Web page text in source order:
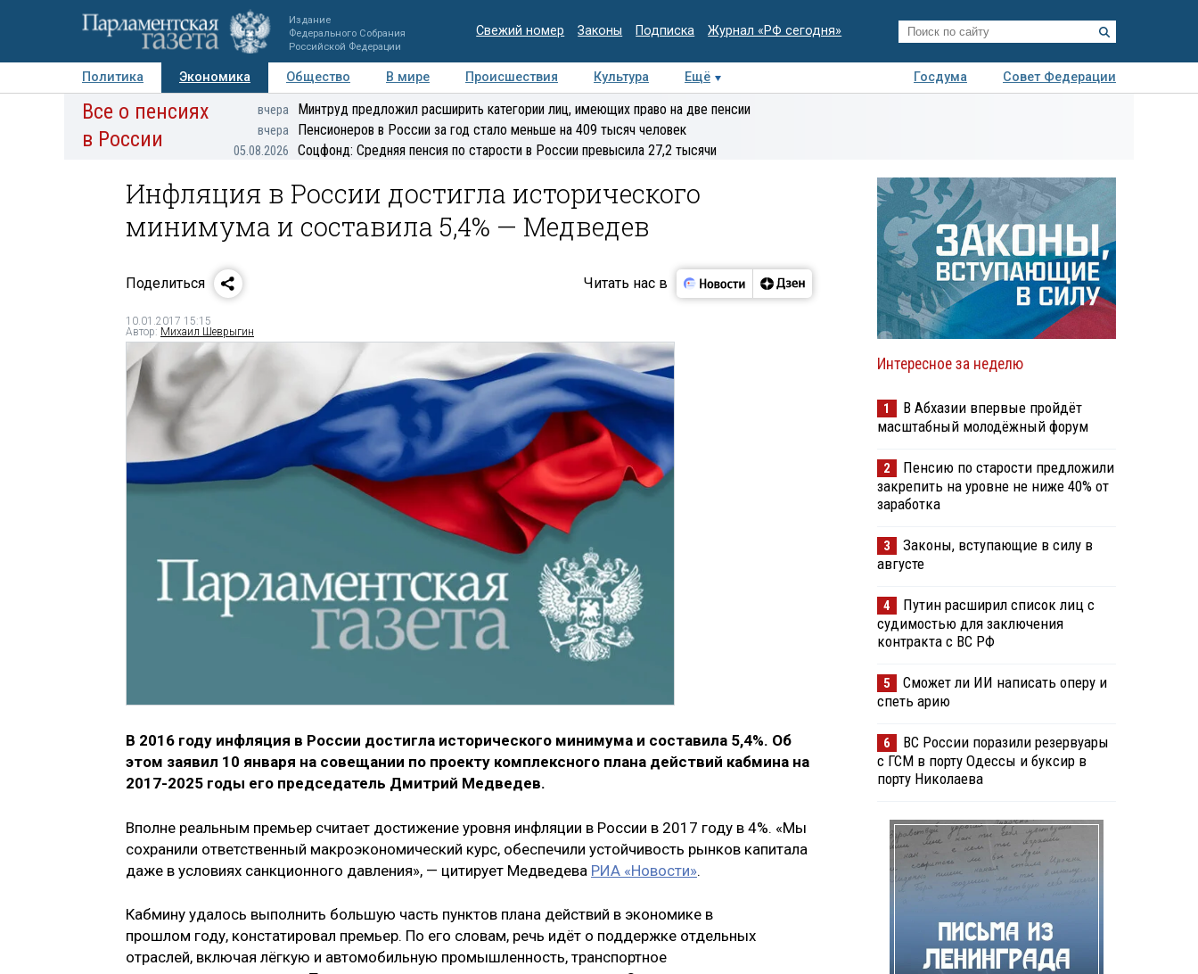
Издание
Федерального Собрания
Российской Федерации
Свежий номер Законы Подписка Журнал «РФ сегодня»
Политика Экономика Общество В мире Происшествия Культура Ещё Госдума
Совет Федерации
Авторы Персоны Мнения Регионы Медиацентр Интервью Колумнисты
Деловая
Все о пенсиях
в России
вчера Минтруд предложил расширить категории лиц, имеющих право на две пенсии
вчера Пенсионеров в России за год стало меньше на 409 тысяч человек
05.08.2026 Соцфонд: Средняя пенсия по старости в России превысила 27,2 тысячи
Инфляция в России достигла исторического
минимума и составила 5,4% — Медведев
Поделиться Читать нас в
10.01.2017 15:15
Автор: Михаил Шеврыгин
В 2016 году инфляция в России достигла исторического минимума и составила 5,4%. Об
этом заявил 10 января на совещании по проекту комплексного плана действий кабмина на
2017-2025 годы его председатель Дмитрий Медведев.
Вполне реальным премьер считает достижение уровня инфляции в России в 2017 году в 4%. «Мы
сохранили ответственный макроэкономический курс, обеспечили устойчивость рынков капитала
даже в условиях санкционного давления», — цитирует Медведева РИА «Новости».
Кабмину удалось выполнить большую часть пунктов плана действий в экономике в
прошлом году, констатировал премьер. По его словам, речь идёт о поддержке отдельных
отраслей, включая лёгкую и автомобильную промышленность, транспортное
Интересное за неделю
1
В Абхазии впервые пройдёт
масштабный молодёжный форум
2
Пенсию по старости предложили
закрепить на уровне не ниже 40% от
заработка
3
Законы, вступающие в силу в
августе
4
Путин расширил список лиц с
судимостью для заключения
контракта с ВС РФ
5
Сможет ли ИИ написать оперу и
спеть арию
6
ВС России поразили резервуары
с ГСМ в порту Одессы и буксир в
порту Николаева